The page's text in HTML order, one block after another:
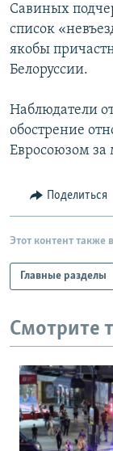
Савиных
список
якобы
Белоруссии.
Наблюдатели
обострение
Евросоюзом за
Поделиться
Этот контент также
Главные разделы
Смотрите